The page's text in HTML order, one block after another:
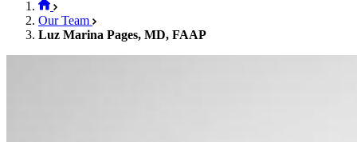
Our Team
Luz Marina Pages, MD, FAAP